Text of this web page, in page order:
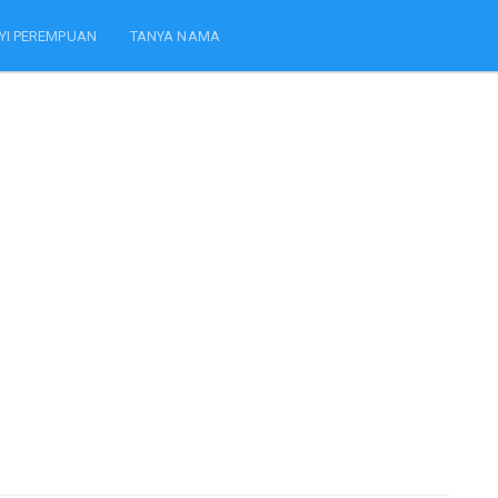
PEREMPUAN TANYA NAMA